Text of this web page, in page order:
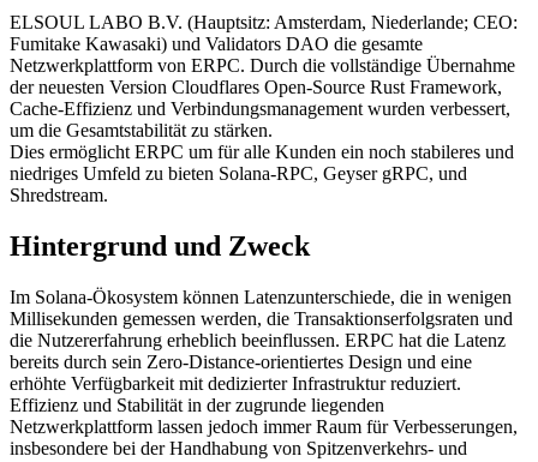
ELSOUL LABO B.V. (Hauptsitz: Amsterdam, Niederlande; CEO:
Fumitake Kawasaki) und Validators DAO die gesamte
Netzwerkplattform von ERPC. Durch die vollständige Übernahme
der neuesten Version Cloudflares Open-Source Rust Framework,
Cache-Effizienz und Verbindungsmanagement wurden verbessert,
um die Gesamtstabilität zu stärken.
Dies ermöglicht ERPC um für alle Kunden ein noch stabileres und
niedriges Umfeld zu bieten Solana-RPC, Geyser gRPC, und
Shredstream.
Hintergrund und Zweck
Im Solana-Ökosystem können Latenzunterschiede, die in wenigen
Millisekunden gemessen werden, die Transaktionserfolgsraten und
die Nutzererfahrung erheblich beeinflussen. ERPC hat die Latenz
bereits durch sein Zero-Distance-orientiertes Design und eine
erhöhte Verfügbarkeit mit dedizierter Infrastruktur reduziert.
Effizienz und Stabilität in der zugrunde liegenden
Netzwerkplattform lassen jedoch immer Raum für Verbesserungen,
insbesondere bei der Handhabung von Spitzenverkehrs- und